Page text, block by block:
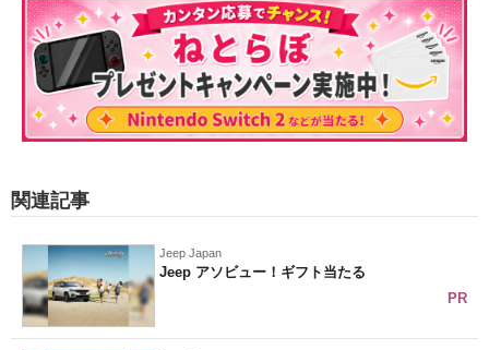
関連記事
Jeep Japan
Jeep アソビュー！ギフト当たる
PR